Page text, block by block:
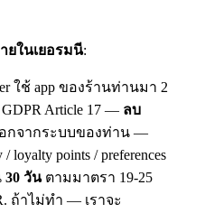
ยในเยอรมนี:
ใช้ app ของร้านท่านมา 2
Article 17 — ลบ
กจากระบบของท่าน —
loyalty points / preferences
30 วันตามมาตรา 19-25
ถ้าไม่ทำ — เราจะ